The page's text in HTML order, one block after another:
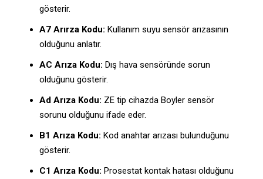
gösterir.
A7 Arırza Kodu: Kullanım suyu sensör arızasının
olduğunu anlatır.
AC Arıza Kodu: Dış hava sensöründe sorun
olduğunu gösterir.
Ad Arıza Kodu: ZE tip cihazda Boyler sensör
sorunu olduğunu ifade eder.
B1 Arıza Kodu: Kod anahtar arızası bulunduğunu
gösterir.
C1 Arıza Kodu: Prosestat kontak hatası olduğunu